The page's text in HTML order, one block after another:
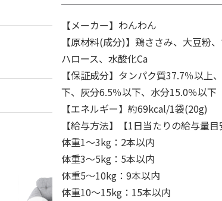
【メーカー】わんわん
【原材料(成分)】鶏ささみ、大豆粉
ハロース、水酸化Ca
【保証成分】タンパク質37.7％以上
下、灰分6.5％以下、水分15.0％以下
【エネルギー】約69kcal/1袋(20g)
【給与方法】【1日当たりの給与量目
体重1～3kg：2本以内
体重3～5kg：5本以内
体重5～10kg：9本以内
体重10～15kg：15本以内